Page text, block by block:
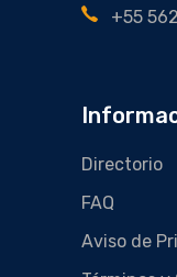
+55
Directorio
FAQ
Aviso de